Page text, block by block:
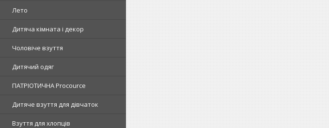
Лето
Дитяча кімната і декор
Чоловіче взуття
Дитячий одяг
ПАТРІОТИЧНА Procource
Дитяче взуття для дівчаток
Взуття для хлопців